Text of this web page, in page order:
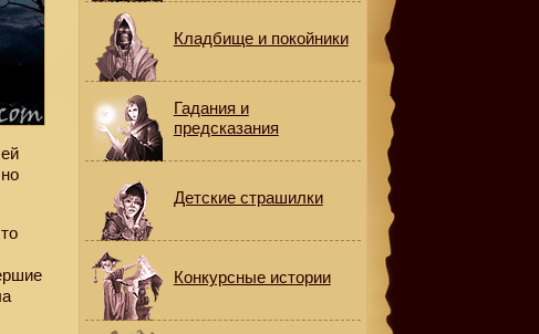
Кладбище и покойники
Гадания и
предсказания
Детские страшилки
Конкурсные истории